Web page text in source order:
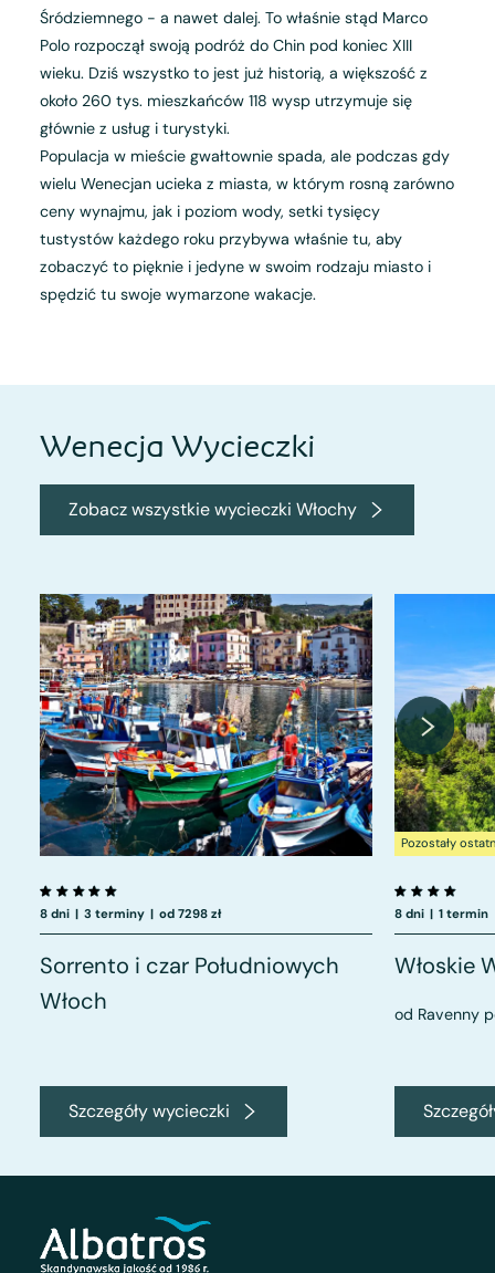
Śródziemnego - a nawet dalej. To właśnie stąd Marco
Polo rozpoczął swoją podróż do Chin pod koniec XIII
wieku. Dziś wszystko to jest już historią, a większość z
około 260 tys. mieszkańców 118 wysp utrzymuje się
głównie z usług i turystyki.
Populacja w mieście gwałtownie spada, ale podczas gdy
wielu Wenecjan ucieka z miasta, w którym rosną zarówno
ceny wynajmu, jak i poziom wody, setki tysięcy
tustystów każdego roku przybywa właśnie tu, aby
zobaczyć to pięknie i jedyne w swoim rodzaju miasto i
spędzić tu swoje wymarzone wakacje.
Wenecja Wycieczki
Zobacz wszystkie wycieczki Włochy
8 dni | 3 terminy | od 7298 zł
Sorrento i czar Południowych
Włoch
Szczegóły wycieczki
Pozostały
8 dni | 1 termin
Włoskie
od Ravenny